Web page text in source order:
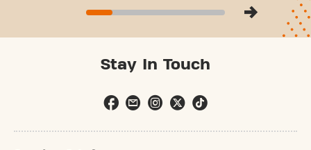
Stay In Touch